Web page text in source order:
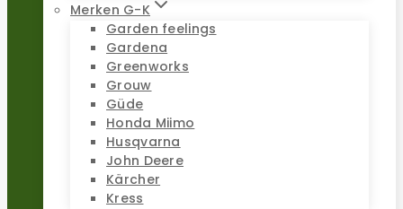
Merken G-K
Garden feelings
Gardena
Greenworks
Grouw
Güde
Honda Miimo
Husqvarna
John Deere
Kärcher
Kress